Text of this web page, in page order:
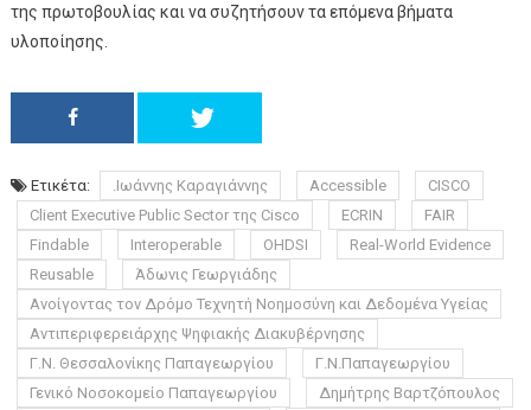
της πρωτοβουλίας και να συζητήσουν τα επόμενα βήματα
υλοποίησης.
Ετικέτα: .Ιωάννης Καραγιάννης Accessible
CISCO
Client Executive Public Sector της Cisco
ECRIN
FAIR
Findable
Interoperable OHDSI
Real-World Evidence
Reusable
Άδωνις Γεωργιάδης
Ανοίγοντας τον Δρόμο Τεχνητή Νοημοσύνη και Δεδομένα Υγείας
Αντιπεριφερειάρχης Ψηφιακής Διακυβέρνησης
Γ.Ν. Θεσσαλονίκης Παπαγεωργίου
Γ.Ν.Παπαγεωργίου
Γενικό Νοσοκομείο Παπαγεωργίου
Δημήτρης Βαρτζόπουλος